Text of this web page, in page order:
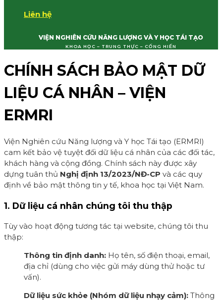
Liên hệ
VIỆN NGHIÊN CỨU NĂNG LƯỢNG VÀ Y HỌC TÁI TẠO
KHOA HỌC – TRUNG THỰC – CỐNG HIẾN
CHÍNH SÁCH BẢO MẬT DỮ
LIỆU CÁ NHÂN – VIỆN
ERMRI
Viện Nghiên cứu Năng lượng và Y học Tái tạo (ERMRI)
cam kết bảo vệ tuyệt đối dữ liệu cá nhân của các đối tác,
khách hàng và cộng đồng. Chính sách này được xây
dựng tuân thủ Nghị định 13/2023/NĐ-CP và các quy
định về bảo mật thông tin y tế, khoa học tại Việt Nam.
1. Dữ liệu cá nhân chúng tôi thu thập
Tùy vào hoạt động tương tác tại website, chúng tôi thu
thập:
Thông tin định danh: Họ tên, số điện thoại, email,
địa chỉ (dùng cho việc gửi máy dùng thử hoặc tư
vấn).
Dữ liệu sức khỏe (Nhóm dữ liệu nhạy cảm): Thông